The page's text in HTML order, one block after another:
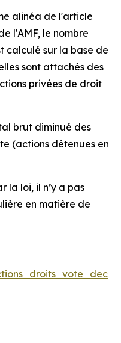
alinéa de l'article
l'AMF, le nombre
calculé sur la base de
sont attachés des
privées de droit
brut diminué des
(actions détenues en
la loi, il n’y a pas
en matière de